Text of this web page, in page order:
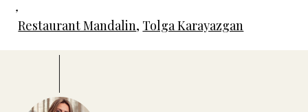
,
Restaurant Mandalin, Tolga Karayazgan